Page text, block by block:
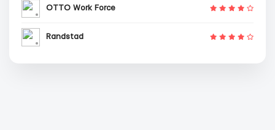
OTTO Work Force
Randstad